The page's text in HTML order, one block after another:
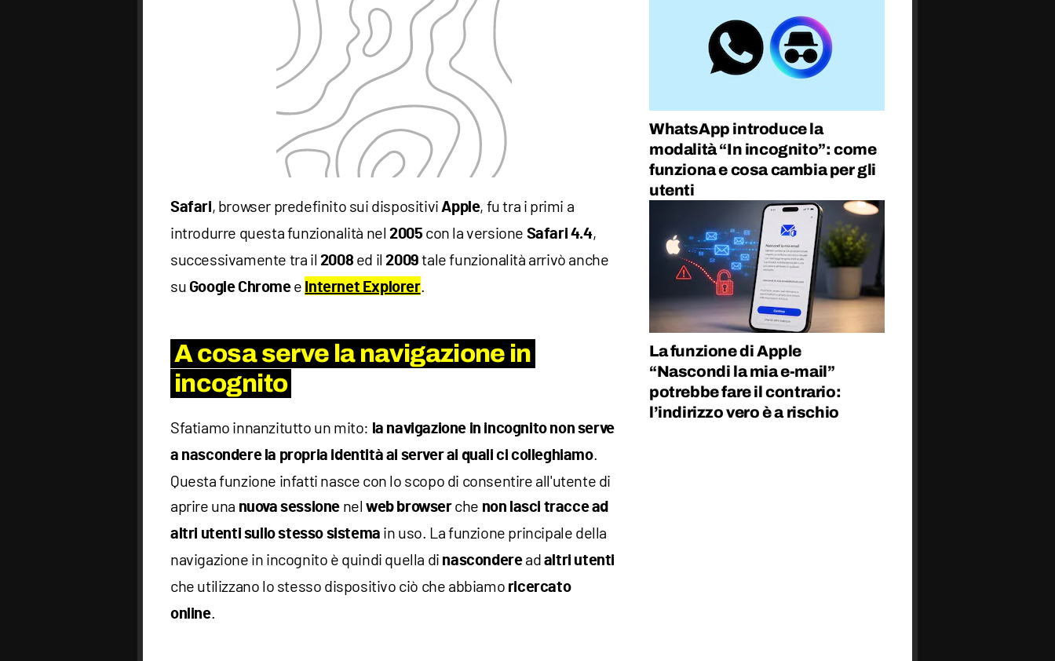
Safari, browser predefinito sui dispositivi Apple, fu tra i primi a
introdurre questa funzionalità nel2005con la versione Safari 4.4,
successivamente tra il 2008 ed il2009 tale funzionalità arrivò anche
su Google Chromee Internet Explorer.
A cosa serve la navigazione in
incognito
Sfatiamo innanzitutto un mito: la navigazione in incognito non serve
a nascondere la propria identità ai server ai quali ci colleghiamo.
Questa funzione infatti nasce con lo scopo di consentire all'utente di
aprire una nuova sessione nelweb browserche non lasci tracce ad
altri utenti sullo stesso sistema in uso. La funzione principale della
navigazione in incognito è quindi quella di nasconderead altri utenti
che utilizzano lo stesso dispositivo ciò che abbiamo ricercato
online.
WhatsApp introduce la
modalità “In incognito”: come
funziona e cosa cambia per gli
utenti
La funzione di Apple
“Nascondi la mia e-mail”
potrebbe fare il contrario:
l’indirizzo vero è a rischio